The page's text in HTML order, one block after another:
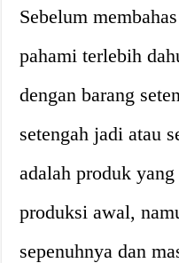
Sebelum
pahami terlebih
dengan barang
setengah jadi atau
adalah produk
produksi awal,
sepenuhnya dan